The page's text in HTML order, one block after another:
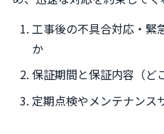
工事後の不具合対応・緊
か
保証期間と保証内容（ど
定期点検やメンテナンス